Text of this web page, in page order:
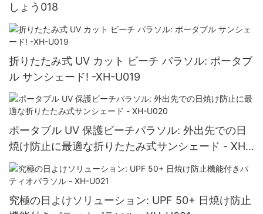
しょう018
折りたたみ式 UV カット ビーチ パラソル: ポータブ
ル サンシェード! -XH-U019
ポータブル UV 保護ビーチパラソル: 外出先での日
焼け防止に最適な折りたたみ式サンシェード - XH-
U020
究極の日よけソリューション: UPF 50+ 日焼け防止